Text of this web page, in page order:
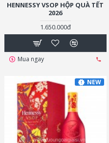
HENNESSY VSOP HỘP QUÀ TẾT
2026
1.650.000đ
Mua ngay
NEW